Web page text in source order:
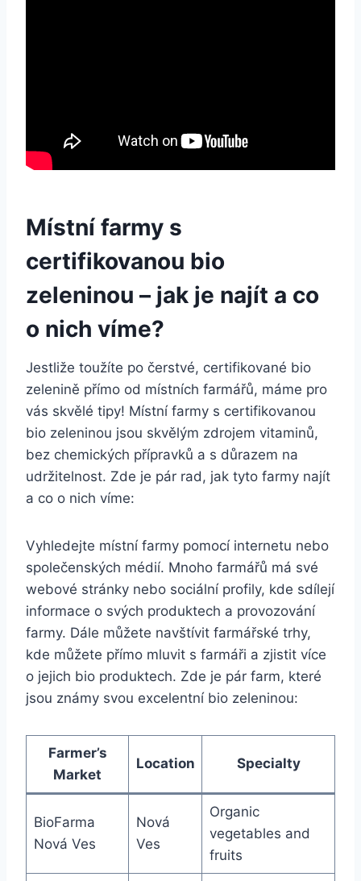
Místní farmy s
certifikovanou bio
zeleninou​ – jak je najít a co
⁤o nich ⁣víme?
Jestliže toužíte po čerstvé, certifikované⁤ bio
zelenině přímo od místních farmářů, máme pro
vás⁤ skvělé tipy! Místní farmy s certifikovanou
bio ‍zeleninou jsou skvělým ⁣zdrojem vitaminů,‍
bez chemických přípravků a s důrazem⁣ na
⁢udržitelnost. Zde je pár ‍rad, jak tyto farmy najít​
a co o nich‌ víme:
Vyhledejte místní⁢ farmy pomocí​ internetu nebo
společenských médií. Mnoho⁤ farmářů má své
webové⁣ stránky nebo sociální profily, kde ⁣sdílejí
informace o svých produktech a provozování
farmy. Dále ⁢můžete navštívit farmářské trhy,
kde můžete ‌přímo mluvit s farmáři a ‍zjistit více
o jejich ⁢bio produktech. Zde ⁢je pár ⁢farm, které
jsou známy svou‌ excelentní ​bio zeleninou:
Farmer’s
Market
Location Specialty
BioFarma
Nová Ves
Nová
Ves
Organic
⁢vegetables and
fruits